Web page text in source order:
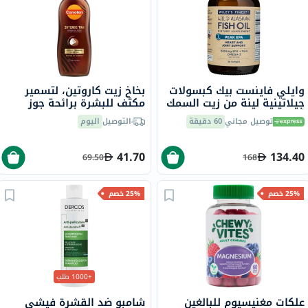
وايلي فاينست بيك كبسولات
جيلاتينية لينة من زيت السمك
أوميغا 3 بتركيز 1000 ملجم
من حمض إيكوسابنتينويك
توصيل مجاني60 دقيقة
134.40
168
بخاخ زيت كاروتين، لتسمير
مكثف للبشرة برائحة جوز
الهند، 200 مل
التوصيل اليوم
41.70
69.50
25% خصم
علكات مغنيسيوم للبالغين
25% خصم
+1000 طلب
شامبو ضد القشرة فيشي